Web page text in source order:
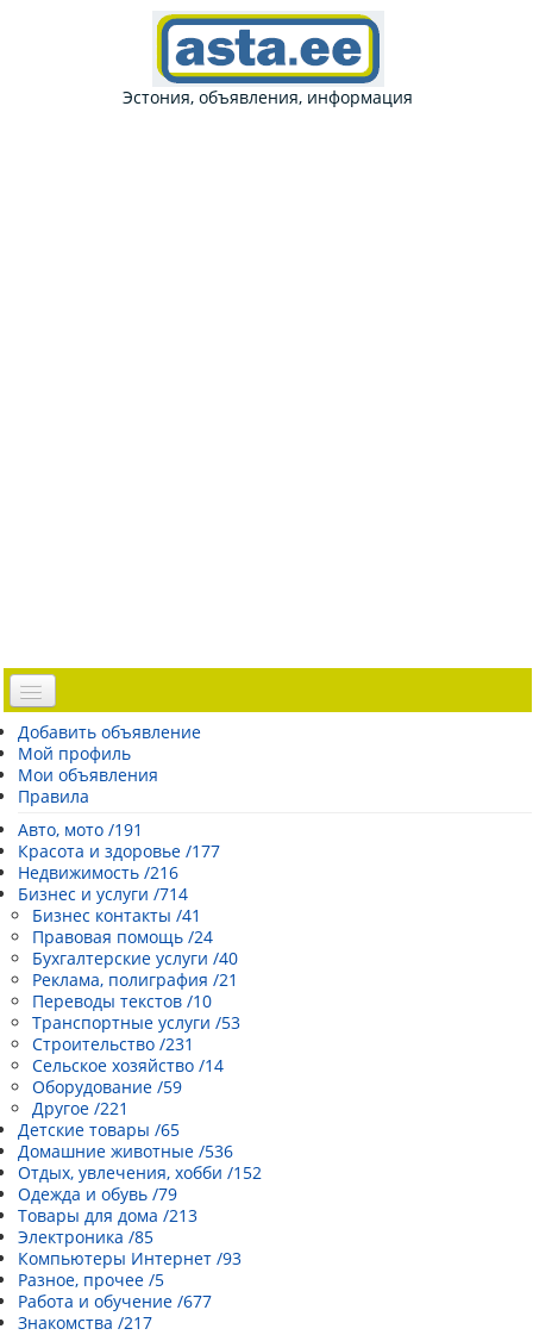
Эстония, объявления, информация
Доска объявлений
Погода Эстонии
Открытки
Каталог сайтов
| Регистрация |
Добавить объявление
Мой профиль
Мои объявления
Правила
Авто, мото /191
Красота и здоровье /177
Недвижимость /216
Бизнес и услуги /714
Бизнес контакты /41
Правовая помощь /24
Бухгалтерские услуги /40
Реклама, полиграфия /21
Переводы текстов /10
Транспортные услуги /53
Строительство /231
Сельское хозяйство /14
Оборудование /59
Другое /221
Детские товары /65
Домашние животные /536
Отдых, увлечения, хобби /152
Одежда и обувь /79
Товары для дома /213
Электроника /85
Компьютеры Интернет /93
Разное, прочее /5
Работа и обучение /677
Знакомства /217